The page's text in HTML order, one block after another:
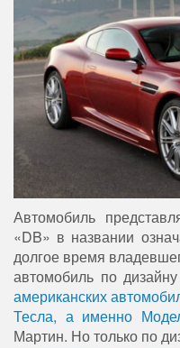
Автомобиль
«DB» в названии
долгое время
автомобиль по
американских
Тесла, а именно
Мартин. Но только по